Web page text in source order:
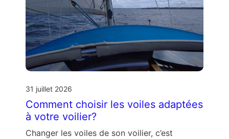
31 juillet 2026
Comment choisir les voiles adaptées
à votre voilier?
Changer les voiles de son voilier, c’est